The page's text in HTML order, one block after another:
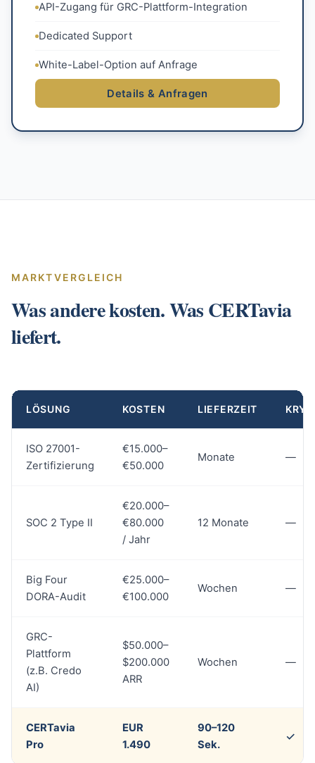
API-Zugang für GRC-Plattform-Integration
Dedicated Support
White-Label-Option auf Anfrage
Details & Anfragen
MARKTVERGLEICH
Was andere kosten. Was CERTavia
liefert.
LÖSUNG KOSTEN LIEFERZEIT
ISO 27001-
Zertifizierung
€15.000–
€50.000
Monate —
SOC 2 Type II
€20.000–
€80.000
/ Jahr
12 Monate —
Big Four
DORA-Audit
€25.000–
€100.000
Wochen —
GRC-
Plattform
(z.B. Credo
AI)
$50.000–
$200.000
ARR
Wochen —
CERTavia
Pro
EUR
1.490
90–120
Sek.
✓